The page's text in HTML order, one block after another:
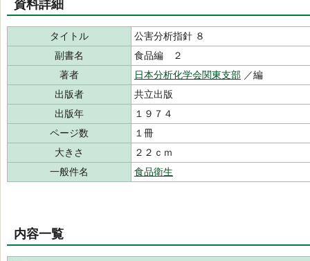
資料詳細
タイトル
公害分析指針 ８
副書名
食品編 ２
著者
日本分析化学会関東支部 ／編
出版者
共立出版
出版年
１９７４
ページ数
１冊
大きさ
２２ｃｍ
一般件名
食品衛生
内容一覧